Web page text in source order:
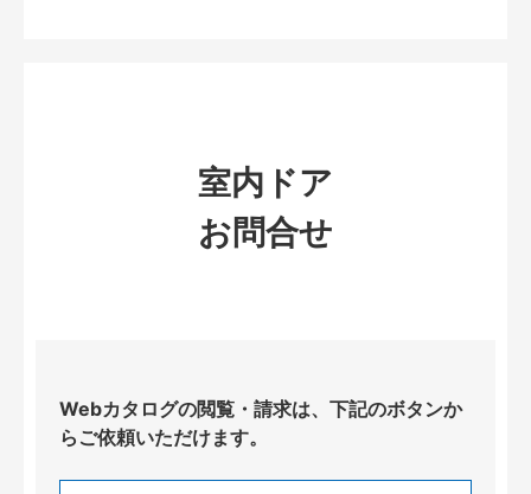
室内ドア
お問合せ
Webカタログの閲覧・請求は、下記のボタンか
らご依頼いただけます。